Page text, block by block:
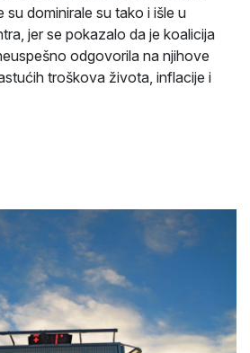
su dominirale su tako i išle u
jer se pokazalo da je koalicija
odgovorila na njihove
troškova života, inflacije i